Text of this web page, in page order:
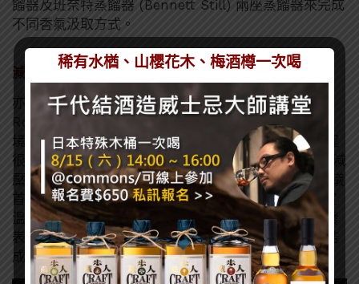
餾器及班奈特蒸餾器 (Bennett Still) 兩座蒸餾器來完成
不同香氣汲取方式。
減壓蒸餾 Vacuum Distillation
亦可稱為「真空蒸餾」。旋轉蒸餾儀 (Rotavap、
Rotary Evaporator) 是應用科學實驗室內「在低壓環
境下液體沸點會隨之降低」的原理，在當代琴酒的製程
很常見。一般而言，酒精沸點約攝氏78 度，使用真空減
壓後可以降至攝氏 25 到40 度，甚至更低；旋轉蒸餾儀
首先進行真空減壓，並以水浴槽 (Water Bath) 控制定
溫加熱玻璃燒瓶底部，旋轉玻璃燒瓶好讓液體增加蒸發
表面積，以求增快蒸餾速度，經迴流冷凝管再冷卻凝結
成液體蒐集。
稀有水楢、山櫻花木、梅酒樽一次喝